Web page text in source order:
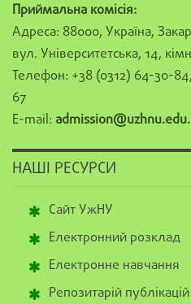
Приймальна комісія:
Адреса: 88000, Україна,
вул. Університетська, 14,
Телефон: +38 (0312) 64-30-
67
E-mail:
НАШІ РЕСУРСИ
Сайт УжНУ
Електронний розклад
Електронне навчання
Репозитарій публікацій